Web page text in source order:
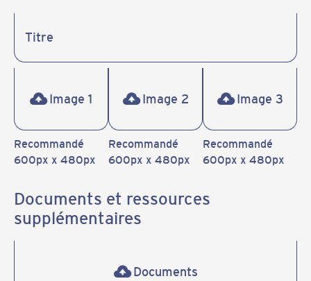
Image 1
Recommandé
600px x 480px
Image 2
Recommandé
600px x 480px
Image 3
Recommandé
600px x 480px
Documents et ressources
supplémentaires
Documents